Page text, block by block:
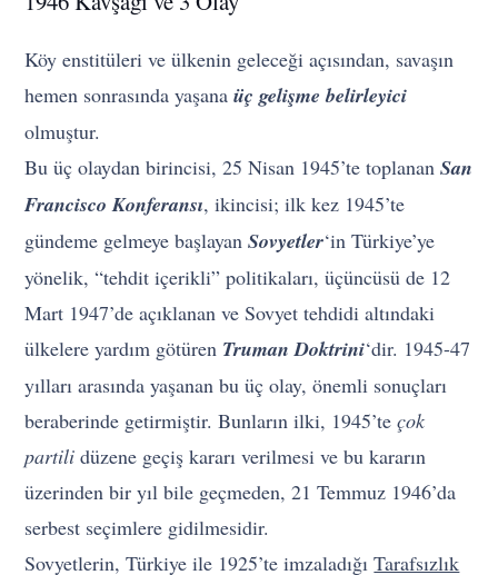
Köy enstitüleri ve ülkenin geleceği açısından, savaşın
hemen sonrasında yaşanaüç gelişme belirleyici
olmuştur.
Bu üç olaydan birincisi, 25 Nisan 1945’te toplananSan
Francisco Konferansı, ikincisi; ilk kez 1945’te
gündeme gelmeye başlayanSovyetler‘in Türkiye’ye
yönelik, “tehdit içerikli” politikaları, üçüncüsü de 12
Mart 1947’de açıklanan ve Sovyet tehdidi altındaki
ülkelere yardım götüren Truman Doktrini‘dir. 1945-47
yılları arasında yaşanan bu üç olay, önemli sonuçları
beraberinde getirmiştir. Bunların ilki, 1945’teçok
partili düzene geçiş kararı verilmesi ve bu kararın
üzerinden bir yıl bile geçmeden, 21 Temmuz 1946’da
serbest seçimlere gidilmesidir.
Sovyetlerin, Türkiye ile 1925’te imzaladığıTarafsızlık